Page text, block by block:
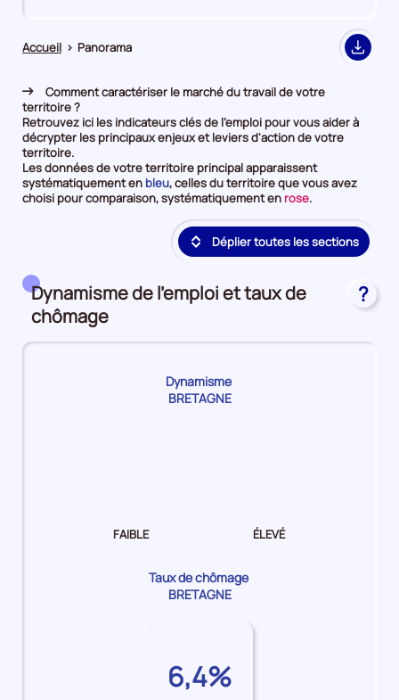
Accueil > Panorama Export
Comment caractériser le marché du travail de votre
territoire ?
Retrouvez ici les indicateurs clés de l'emploi pour vous aider à
décrypter les principaux enjeux et leviers d'action de votre
territoire.
Les données de votre territoire principal apparaissent
systématiquement en bleuet
en
position
par
catégorie
donnée
, celles du territoire que vous avez
choisi pour comparaison, systématiquement en roseet
deuxième
position
par
.
Déplier toutes les sections
Dynamisme de l'emploi et taux de
chômage
?
Dynamisme
BRETAGNE
FAIBLE ÉLEVÉ
Taux de chômage
BRETAGNE
6,4%